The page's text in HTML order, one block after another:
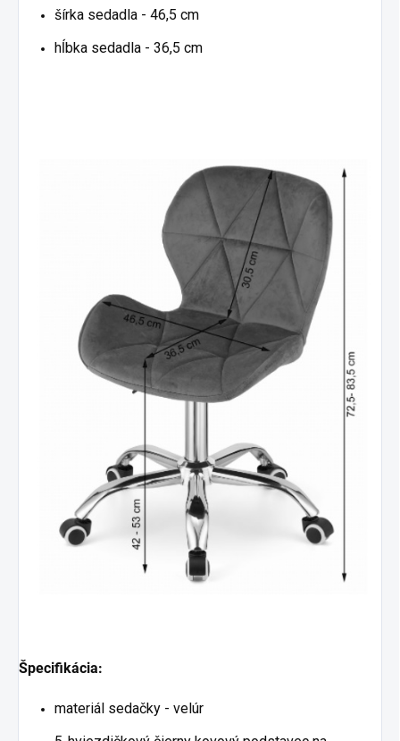
šírka sedadla - 46,5 cm
hĺbka sedadla - 36,5 cm
Špecifikácia:
materiál sedačky - velúr